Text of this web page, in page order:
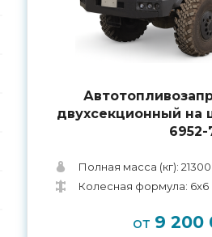
двухсекционный на
6952-
Полная масса (кг): 21300
Колесная формула: 6x6
от 9 200